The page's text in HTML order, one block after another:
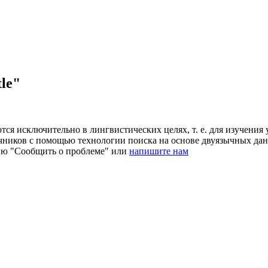
исключительно в лингвистических целях, т. е. для
с помощью технологии поиска на основе двуязычных
"Сообщить о проблеме" или напишите нам